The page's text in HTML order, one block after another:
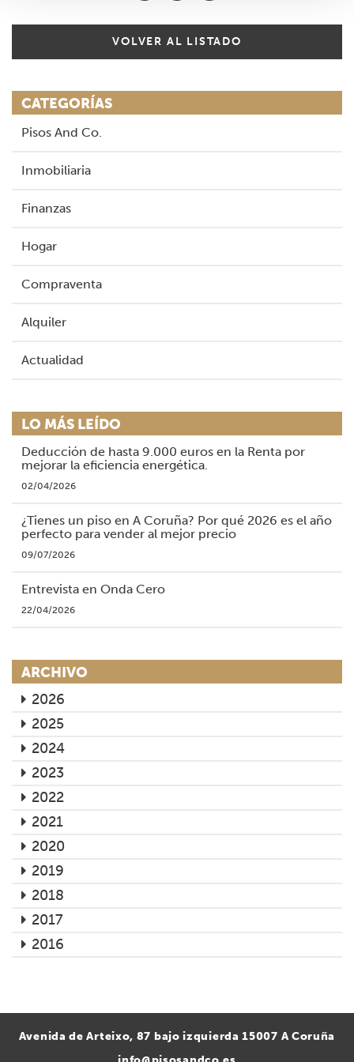
VOLVER AL LISTADO
CATEGORÍAS
Pisos And Co.
Inmobiliaria
Finanzas
Hogar
Compraventa
Alquiler
Actualidad
LO MÁS LEÍDO
Deducción de hasta 9.000 euros en la Renta por
mejorar la eficiencia energética.
02/04/2026
¿Tienes un piso en A Coruña? Por qué 2026 es el año
perfecto para vender al mejor precio
09/07/2026
Entrevista en Onda Cero
22/04/2026
ARCHIVO
2026
2025
2024
2023
2022
2021
2020
2019
2018
2017
2016
Avenida de Arteixo, 87 bajo izquierda 15007 A Coruña